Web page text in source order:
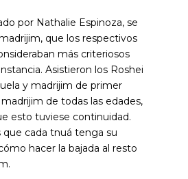
por Nathalie Espinoza, se
que los respectivos
más criteriosos
Asistieron los Roshei
y madrijim de primer
de todas las edades,
esto tuviese continuidad.
que cada tnuá tenga su
hacer la bajada al resto